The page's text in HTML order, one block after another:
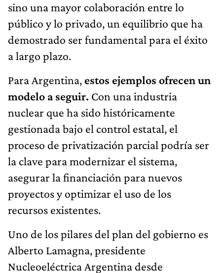
sino una mayor colaboración entre lo
público y lo privado, un equilibrio que ha
demostrado ser fundamental para el éxito
a largo plazo.
Para Argentina, estos ejemplos ofrecen un
modelo a seguir. Con una industria
nuclear que ha sido históricamente
gestionada bajo el control estatal, el
proceso de privatización parcial podría ser
la clave para modernizar el sistema,
asegurar la financiación para nuevos
proyectos y optimizar el uso de los
recursos existentes.
Uno de los pilares del plan del gobierno es
Alberto Lamagna, presidente
Nucleoeléctrica Argentina desde